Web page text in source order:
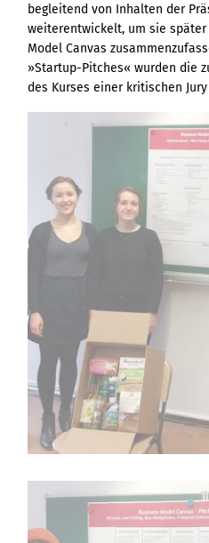
begleitend von Inhalten der
weiterentwickelt, um sie
Model Canvas
»Startup-Pitches« wurden die
des Kurses einer kritischen